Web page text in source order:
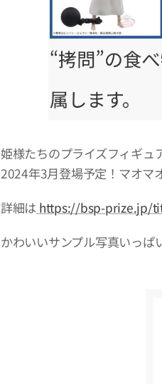
姫様たちのプライズフィギュ
2024年3月登場予定！マオマ
詳細は https://bsp-prize.jp/
かわいいサンプル写真いっぱ